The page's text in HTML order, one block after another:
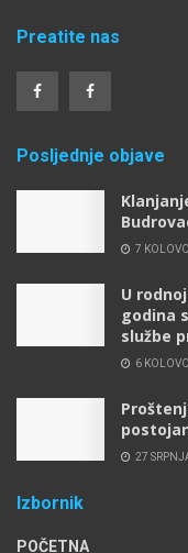
Preatite nas
Posljednje objave
7
U
godina
službe
6
27
Izbornik
POČETNA